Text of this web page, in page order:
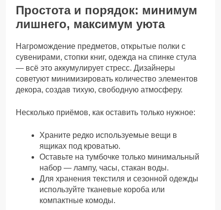
Простота и порядок: минимум
лишнего, максимум уюта
Нагромождение предметов, открытые полки с
сувенирами, стопки книг, одежда на спинке стула
— всё это аккумулирует стресс. Дизайнеры
советуют минимизировать количество элементов
декора, создав тихую, свободную атмосферу.
Несколько приёмов, как оставить только нужное:
Храните редко используемые вещи в
ящиках под кроватью.
Оставьте на тумбочке только минимальный
набор — лампу, часы, стакан воды.
Для хранения текстиля и сезонной одежды
используйте тканевые короба или
компактные комоды.